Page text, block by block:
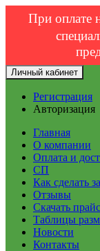
При оплате
Личный кабинет
Регистрация
Авторизация
Главная
О компании
Оплата и
СП
Как сделать
Отзывы
Скачать прайс
Таблицы
Новости
Контакты